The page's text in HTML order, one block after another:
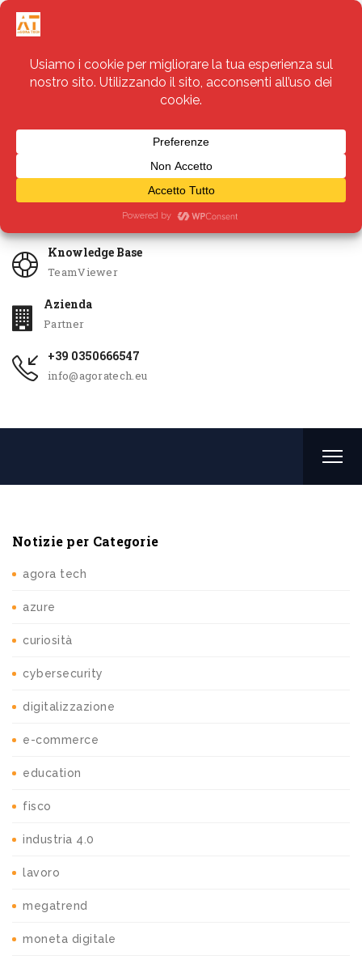
Servizi
Knowledge Base
TeamViewer
Azienda
Partner
+39 0350666547
info@agoratech.eu
Notizie per Categorie
agora tech
azure
curiosità
cybersecurity
digitalizzazione
e-commerce
education
fisco
industria 4.0
lavoro
megatrend
moneta digitale